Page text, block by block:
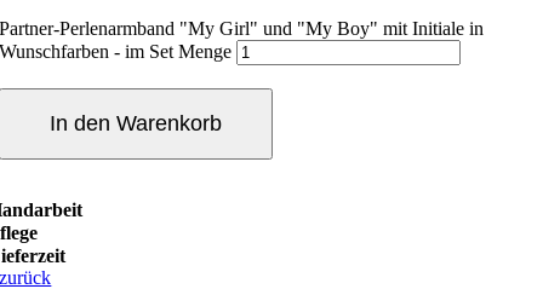
Partner-Perlenarmband "My Girl" und "My Boy" mit Initiale in
Wunschfarben - im Set Menge
In den Warenkorb
zurück